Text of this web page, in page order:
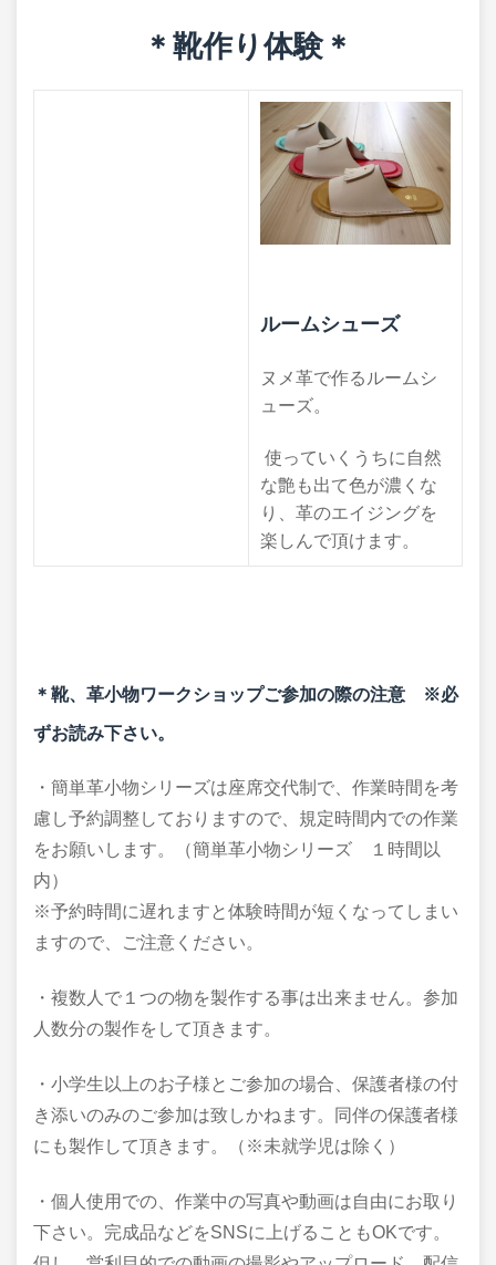
＊靴作り体験＊
ルームシューズ
ヌメ革で作るルームシ
ューズ。
使っていくうちに自然
な艶も出て色が濃くな
り、革のエイジングを
楽しんで頂けます。
＊靴、革小物ワークショップご参加の際の注意 ※必
ずお読み下さい。
・簡単革小物シリーズは座席交代制で、作業時間を考
慮し予約調整しておりますので、規定時間内での作業
をお願いします。（簡単革小物シリーズ １時間以
内）
※予約時間に遅れますと体験時間が短くなってしまい
ますので、ご注意ください。
・複数人で１つの物を製作する事は出来ません。参加
人数分の製作をして頂きます。
・小学生以上のお子様とご参加の場合、保護者様の付
き添いのみのご参加は致しかねます。同伴の保護者様
にも製作して頂きます。（※未就学児は除く）
・ 個人使用での、作業中の写真や動画は自由にお取り
下さい。完成品などをSNSに上げることもOKです。